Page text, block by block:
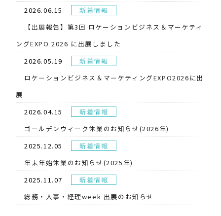
2026.06.15
新着情報
【出展報告】第3回 ロケーションビジネス＆マーケティ
ングEXPO 2026 に出展しました
2026.05.19
新着情報
​ロケーションビジネス＆マーケティングEXPO2026に出
展
2026.04.15
新着情報
ゴールデンウィーク休業のお知らせ(2026年)
2025.12.05
新着情報
年末年始休業のお知らせ(2025年)
2025.11.07
新着情報
総務・人事・経理week 出展のお知らせ